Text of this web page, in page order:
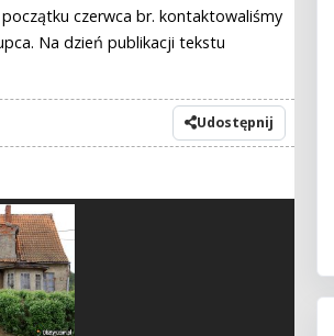
czerwca br. kontaktowaliśmy
Na dzień publikacji tekstu
Udostępnij